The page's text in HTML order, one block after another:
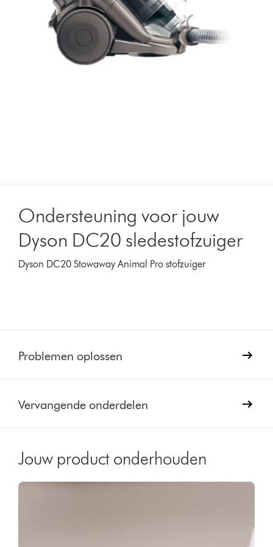
Ondersteuning voor jouw
Dyson DC20 sledestofzuiger
Dyson DC20 Stowaway Animal Pro stofzuiger
Problemen oplossen
Vervangende onderdelen
Jouw product onderhouden